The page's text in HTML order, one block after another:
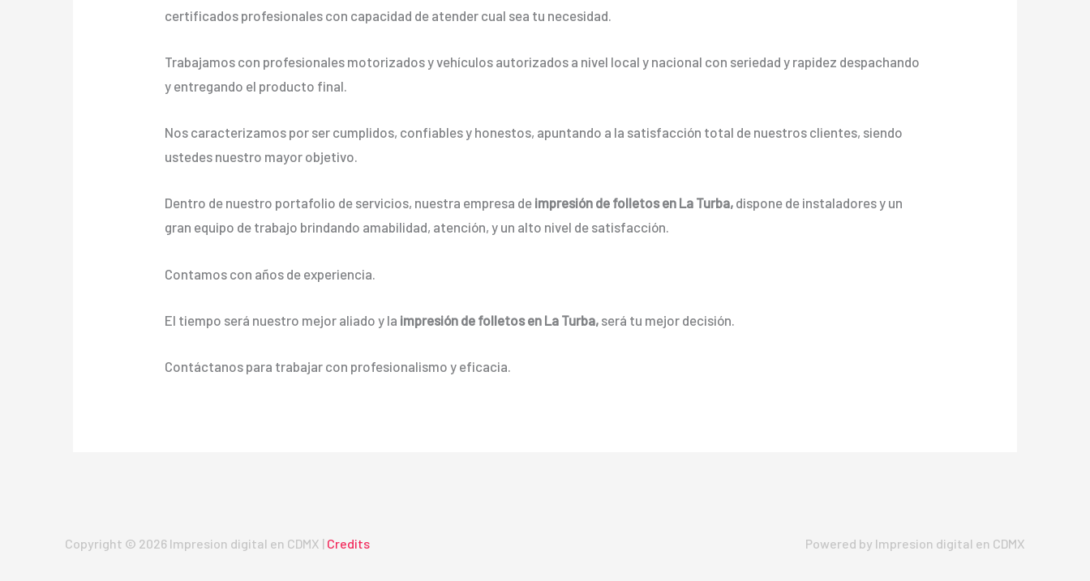
certificados profesionales con capacidad de atender cual sea tu necesidad.
Trabajamos con profesionales motorizados y vehículos autorizados a nivel local y nacional con seriedad y rapidez despachando
y entregando el producto final.
Nos caracterizamos por ser cumplidos, confiables y honestos, apuntando a la satisfacción total de nuestros clientes, siendo
ustedes nuestro mayor objetivo.
Dentro de nuestro portafolio de servicios, nuestra empresa de impresión de folletos en La Turba, dispone de instaladores y un
gran equipo de trabajo brindando amabilidad, atención, y un alto nivel de satisfacción.
Contamos con años de experiencia.
El tiempo será nuestro mejor aliado y la impresión de folletos en La Turba, será tu mejor decisión.
Contáctanos para trabajar con profesionalismo y eficacia.
Copyright © 2026 Impresion digital en CDMX | Credits Powered by Impresion digital en CDMX